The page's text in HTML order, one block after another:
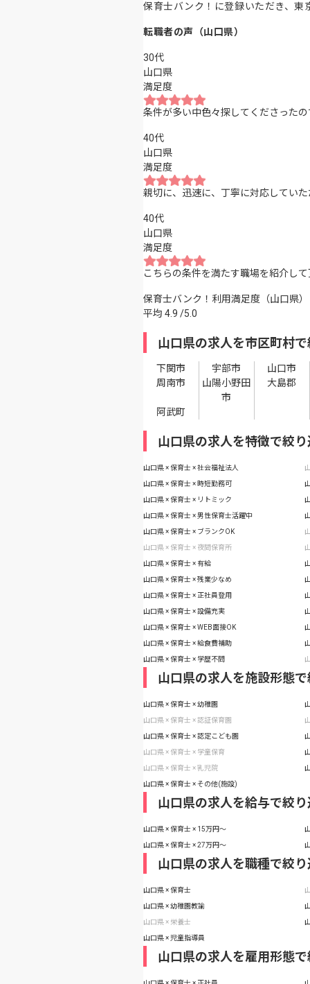
保育士バンク！に登録いただき、
転職者の声（山口県）
30代
山口県
満足度
条件が多い中色々探してくださったの
40代
山口県
満足度
親切に、迅速に、丁寧に対応してい
40代
山口県
満足度
こちらの条件を満たす職場を紹介し
保育士バンク！利用満足度（山口県）
平均 4.9 /5.0
山口県の求人を市区町村
下関市 宇部市
山口市
周南市
山陽小野田
市
大島郡
阿武町
山口県の求人を特徴で絞
山口県 × 保育士 × 社会福祉法人
山口県 × 保育士 × 時短勤務可
山口県 × 保育士 × リトミック
山口県 × 保育士 × 男性保育士活躍中
山口県 × 保育士 × ブランクOK
山口県 × 保育士 × 夜間保育所
山口県 × 保育士 × 有給
山口県 × 保育士 × 残業少なめ
山口県 × 保育士 × 正社員登用
山口県 × 保育士 × 設備充実
山口県 × 保育士 × WEB面接OK
山口県 × 保育士 × 給食費補助
山口県 × 保育士 × 学歴不問
山口県の求人を施設形態
山口県 × 保育士 × 幼稚園
山口県 × 保育士 × 認証保育園
山口県 × 保育士 × 認定こども園
山口県 × 保育士 × 学童保育
山口県 × 保育士 × 乳児院
山口県 × 保育士 × その他(施設)
山口県の求人を給与で絞
山口県 × 保育士 × 15万円〜
山口県 × 保育士 × 27万円〜
山口県の求人を職種で絞
山口県 × 保育士
山口県 × 幼稚園教諭
山口県 × 栄養士
山口県 × 児童指導員
山口県の求人を雇用形態